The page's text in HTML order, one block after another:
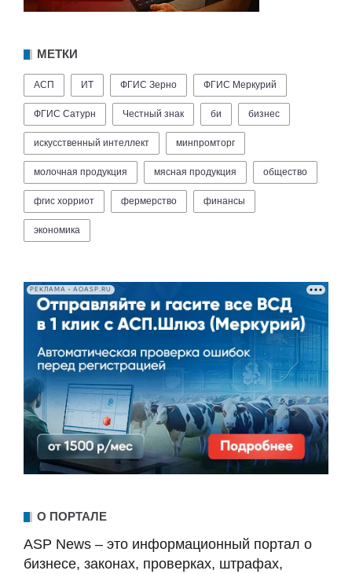
МЕТКИ
АСП ИТ ФГИС Зерно ФГИС Меркурий
ФГИС Сатурн Честный знак би бизнес
искусственный интеллект минпромторг
молочная продукция мясная продукция общество
фгис хорриот фермерство финансы
экономика
РЕКЛАМА • AOASP.RU
О ПОРТАЛЕ
ASP News – это информационный портал о
бизнесе, законах, проверках, штрафах,